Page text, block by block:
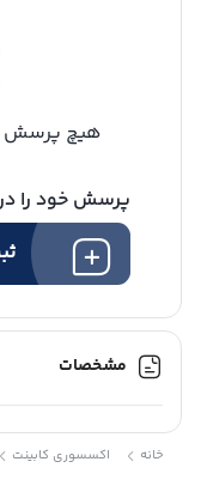
هیچ پرسش
پرسش خود را
مشخصات
خانه اکسسوری کابینت